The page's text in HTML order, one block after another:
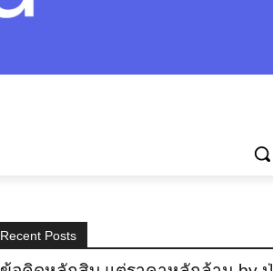
Recent Posts